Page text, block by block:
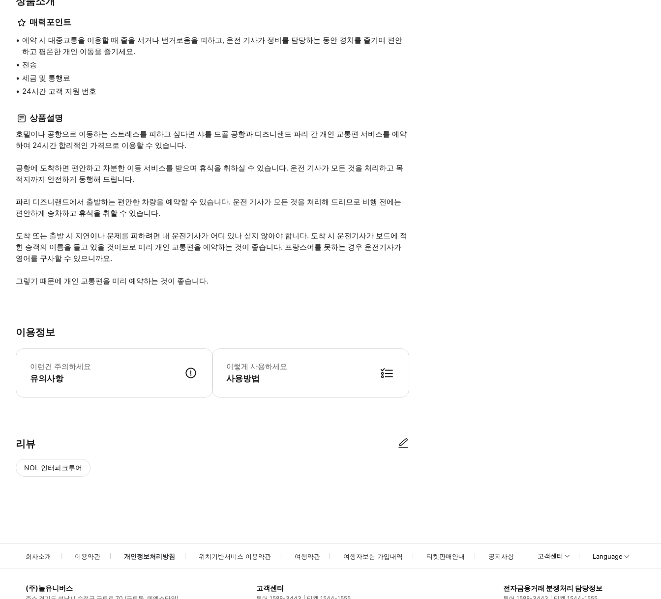
매력포인트
예약 시 대중교통을 이용할 때 줄을 서거나 번거로움을 피하고, 운전 기사가 정비를 담당하는 동안 경치를 즐기며 편안
하고 평온한 개인 이동을 즐기세요.
전송
세금 및 통행료
24시간 고객 지원 번호
상품설명
호텔이나 공항으로 이동하는 스트레스를 피하고 싶다면 샤를 드골 공항과 디즈니랜드 파리 간 개인 교통편 서비스를 예약
하여 24시간 합리적인 가격으로 이용할 수 있습니다.
공항에 도착하면 편안하고 차분한 이동 서비스를 받으며 휴식을 취하실 수 있습니다. 운전 기사가 모든 것을 처리하고 목
적지까지 안전하게 동행해 드립니다.
파리 디즈니랜드에서 출발하는 편안한 차량을 예약할 수 있습니다. 운전 기사가 모든 것을 처리해 드리므로 비행 전에는
편안하게 승차하고 휴식을 취할 수 있습니다.
도착 또는 출발 시 지연이나 문제를 피하려면 내 운전기사가 어디 있나 싶지 않아야 합니다. 도착 시 운전기사가 보드에 적
힌 승객의 이름을 들고 있을 것이므로 미리 개인 교통편을 예약하는 것이 좋습니다. 프랑스어를 못하는 경우 운전기사가
영어를 구사할 수 있으니까요.
그렇기 때문에 개인 교통편을 미리 예약하는 것이 좋습니다.
이용정보
이런건 주의하세요
유의사항
이렇게 사용하세요
사용방법
리뷰
NOL 인터파크투어
회사소개 이용약관 개인정보처리방침 위치기반서비스 이용약관 여행약관 여행자보험 가입내역 티켓판매안내 공지사항 고객센터 Language
(주)놀유니버스 고객센터 전자금융거래 분쟁처리 담당정보